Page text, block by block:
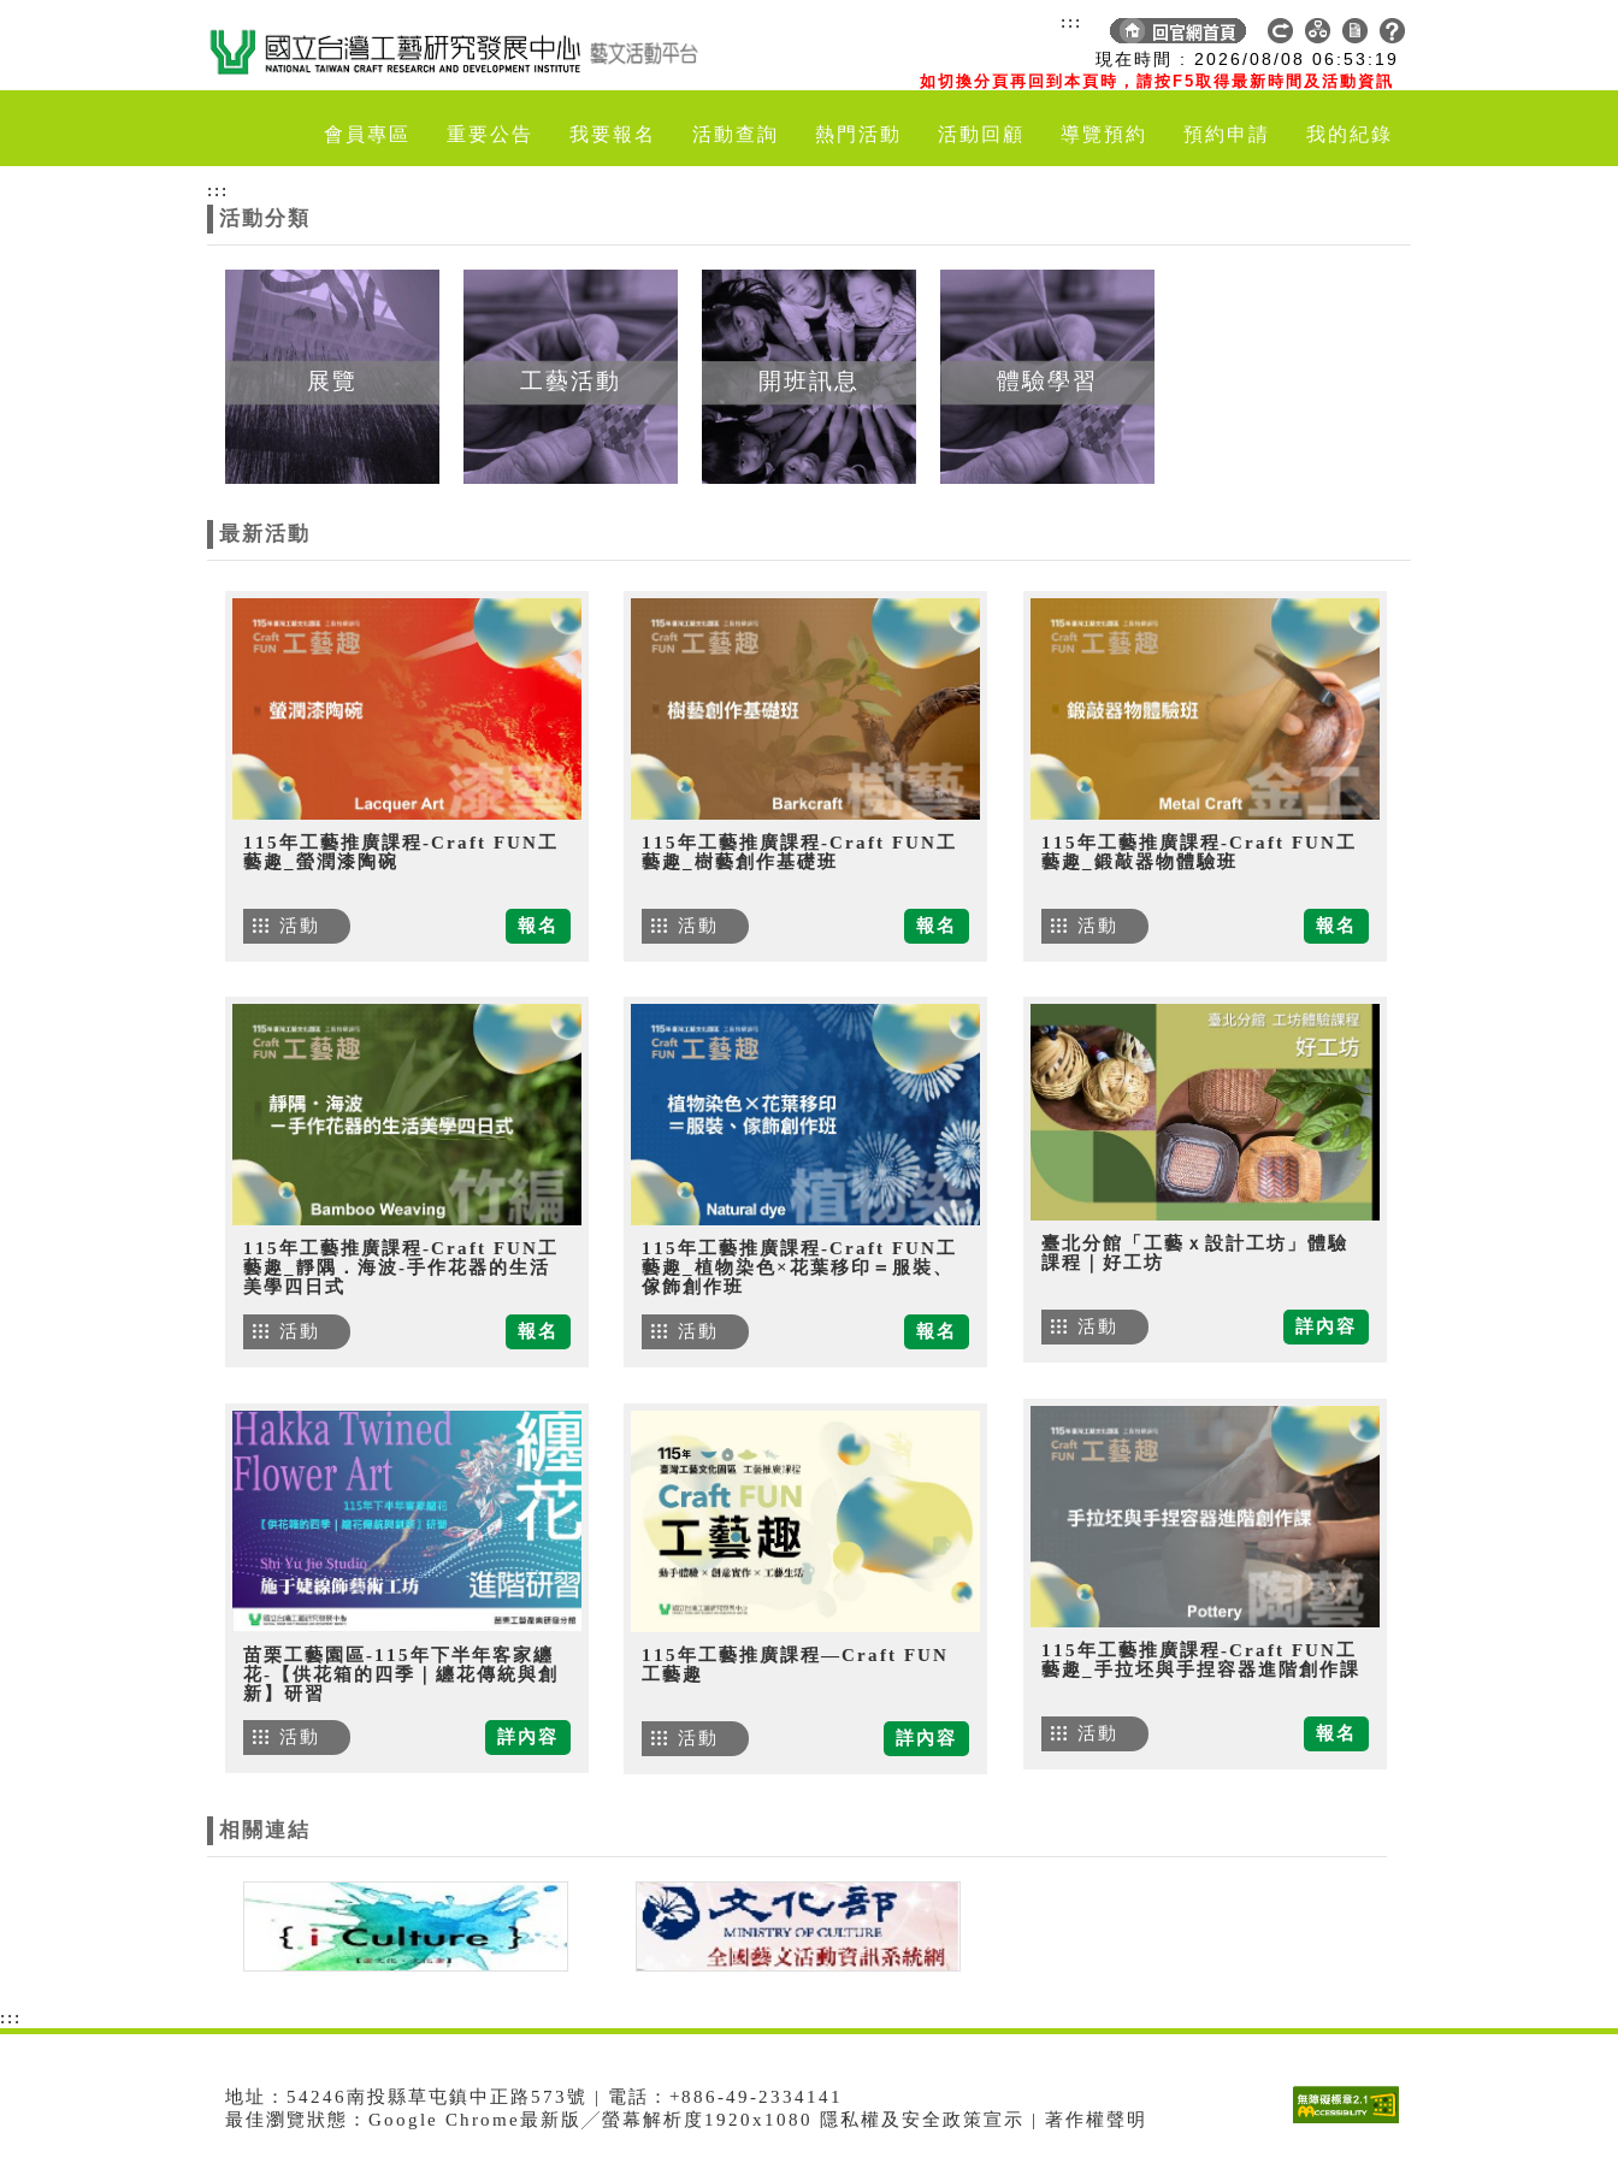
現在時間 : 2026/08/08 06:53:20
如切換分頁再回到本頁時，請按F5取得最新時間及活動資訊
:::
會員專區 重要公告 我要報名 活動查詢 熱門活動 活動回顧 導覽預約 預約申請 我的紀錄
:::
活動分類
展覽 工藝活動 開班訊息 體驗學習
最新活動
115年工藝推廣課程-Craft FUN工
藝趣_螢潤漆陶碗
報名
活動
115年工藝推廣課程-Craft FUN工
藝趣_樹藝創作基礎班
報名
活動
115年工藝推廣課程-Craft FUN工
藝趣_鍛敲器物體驗班
報名
活動
115年工藝推廣課程-Craft FUN工
藝趣_靜隅．海波-手作花器的生活
美學四日式
報名
活動
115年工藝推廣課程-Craft FUN工
藝趣_植物染色×花葉移印＝服裝、
傢飾創作班
報名
活動
臺北分館「工藝ｘ設計工坊」體驗
課程｜好工坊
詳內容
活動
115年工藝推廣課程-Craft FUN工
藝趣_手拉坯與手捏容器進階創作課
報名
活動
苗栗工藝園區-115年下半年客家纏
花-【供花箱的四季｜纏花傳統與創
新】研習
詳內容
活動
115年工藝推廣課程—Craft FUN
工藝趣
詳內容
活動
相關連結
:::
地址：54246南投縣草屯鎮中正路573號 | 電話：+886-49-2334141
最佳瀏覽狀態：Google Chrome最新版╱螢幕解析度1920x1080 隱私權及安全政策宣示 | 著作權聲明